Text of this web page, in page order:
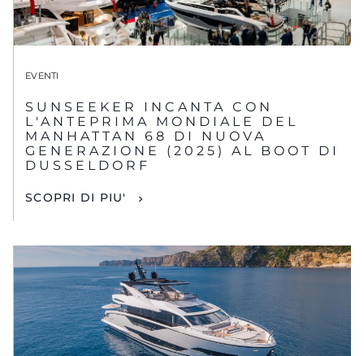
EVENTI
SUNSEEKER INCANTA CON
L'ANTEPRIMA MONDIALE DEL
MANHATTAN 68 DI NUOVA
GENERAZIONE (2025) AL BOOT DI
DUSSELDORF
SCOPRI DI PIU'